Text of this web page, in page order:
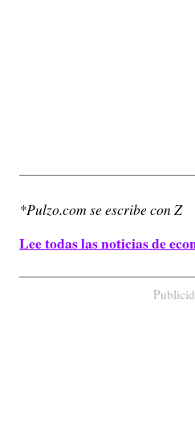
*Pulzo.com se escribe con Z
Lee todas las noticias de